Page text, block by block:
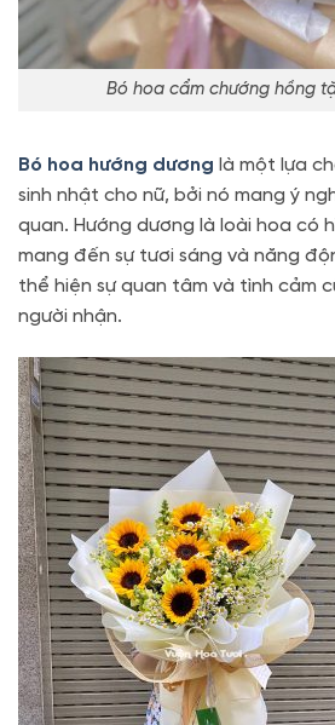
Bó hoa cẩm chướng hồng
Bó hoa hướng dương là một lựa
sinh nhật cho nữ, bởi nó mang ý
quan. Hướng dương là loài hoa có
mang đến sự tươi sáng và năng
thể hiện sự quan tâm và tình cảm
người nhận.